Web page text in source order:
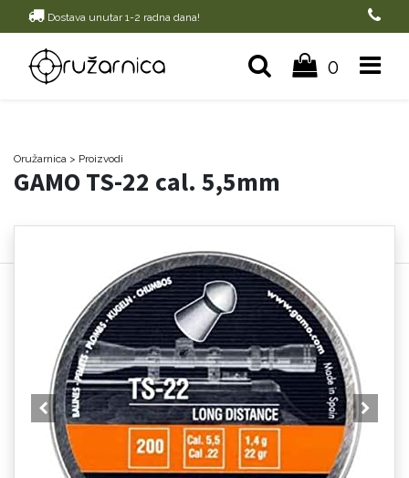
Dostava unutar 1-2 radna dana!
0
Oružarnica > Proizvodi
GAMO TS-22 cal. 5,5mm